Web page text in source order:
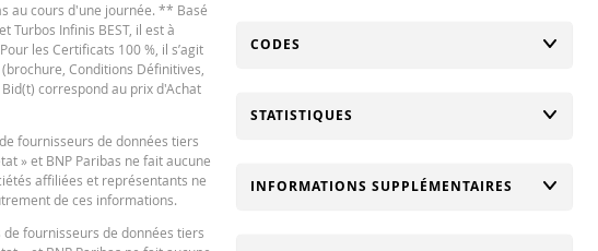
-
au cours d'une journée. ** Basé
Infinis BEST, il est à
les Certificats 100 %, il s’agit
Conditions Définitives,
correspond au prix d'Achat
fournisseurs de données tiers
» et BNP Paribas ne fait aucune
affiliées et représentants ne
de ces informations.
fournisseurs de données tiers
CHANGER
CODES
CHANGER
STATISTIQUES
CHANGER
INFORMATIONS SUPPLÉMENTAIRES